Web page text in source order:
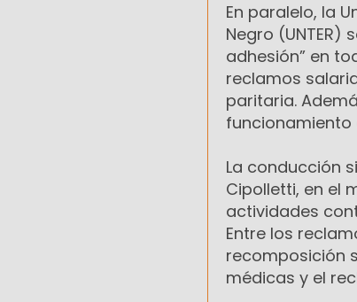
En paralelo, la
Negro
adhesión” en
reclamos
paritaria.
funcionamiento
La conducción
Cipolletti, en el
actividades
Entre los
recomposición
médicas y el